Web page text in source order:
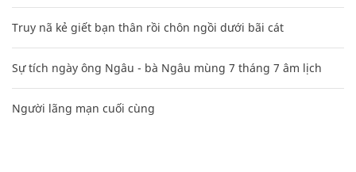
Truy nã kẻ giết bạn thân rồi chôn ngồi dưới bãi cát
Sự tích ngày ông Ngâu - bà Ngâu mùng 7 tháng 7 âm lịch
Người lãng mạn cuối cùng